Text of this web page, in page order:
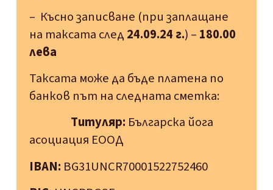
– Късно записване (при заплащане
на таксата след 24.09.24 г.) – 180.00
лева
Таксата може да бъде платена по
банков път на следната сметка:
Титуляр: Българска йога
асоциация ЕООД
IBAN: BG31UNCR70001522752460